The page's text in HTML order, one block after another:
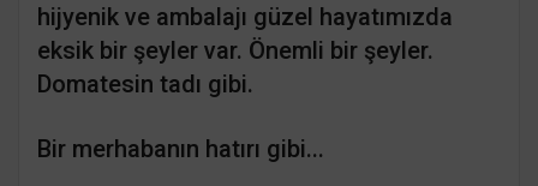
hijyenik ve ambalajı güzel hayatımızda
eksik bir şeyler var. Önemli bir şeyler.
Domatesin tadı gibi.
Bir merhabanın hatırı gibi...